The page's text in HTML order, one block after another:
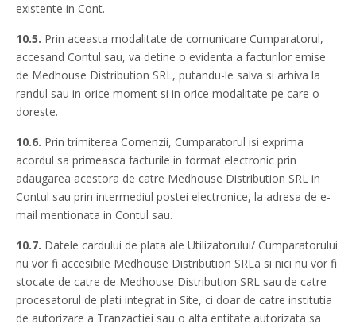
existente in Cont.
10.5. Prin aceasta modalitate de comunicare Cumparatorul,
accesand Contul sau, va detine o evidenta a facturilor emise
de Medhouse Distribution SRL, putandu-le salva si arhiva la
randul sau in orice moment si in orice modalitate pe care o
doreste.
10.6. Prin trimiterea Comenzii, Cumparatorul isi exprima
acordul sa primeasca facturile in format electronic prin
adaugarea acestora de catre Medhouse Distribution SRL in
Contul sau prin intermediul postei electronice, la adresa de e-
mail mentionata in Contul sau.
10.7. Datele cardului de plata ale Utilizatorului/ Cumparatorului
nu vor fi accesibile Medhouse Distribution SRLa si nici nu vor fi
stocate de catre de Medhouse Distribution SRL sau de catre
procesatorul de plati integrat in Site, ci doar de catre institutia
de autorizare a Tranzactiei sau o alta entitate autorizata sa